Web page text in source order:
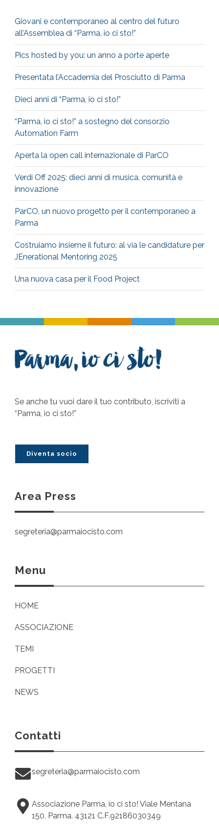
Giovani e contemporaneo al centro del futuro
all’Assemblea di “Parma, io ci sto!”
Pics hosted by you: un anno a porte aperte
Presentata l’Accademia del Prosciutto di Parma
Dieci anni di “Parma, io ci sto!”
“Parma, io ci sto!” a sostegno del consorzio
Automation Farm
Aperta la open call internazionale di ParCO
Verdi Off 2025: dieci anni di musica, comunità e
innovazione
ParCO, un nuovo progetto per il contemporaneo a
Parma
Costruiamo insieme il futuro: al via le candidature per
JEnerational Mentoring 2025
Una nuova casa per il Food Project
Se anche tu vuoi dare il tuo contributo, iscriviti a
“Parma, io ci sto!”
Diventa socio
Area Press
segreteria@parmaiocisto.com
Menu
HOME
ASSOCIAZIONE
TEMI
PROGETTI
NEWS
Contatti
segreteria@parmaiocisto.com
Associazione Parma, io ci sto! Viale Mentana
150, Parma. 43121 C.F.92186030349